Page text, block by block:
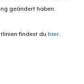
geändert haben.
findest du hier.